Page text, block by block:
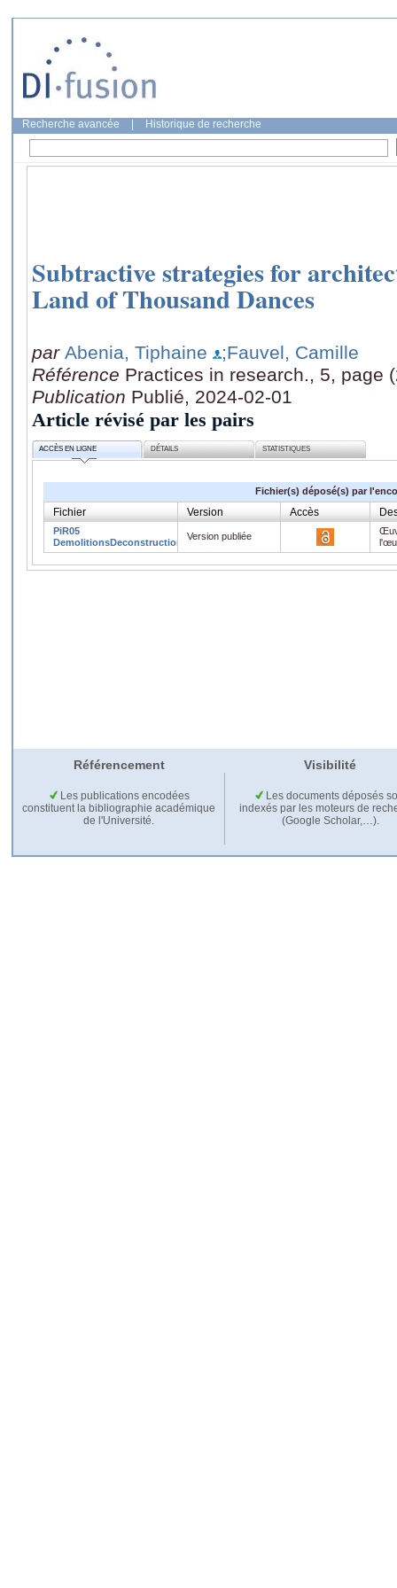
Recherche avancée Historique de recherche
Subtractive strategies for
Land of Thousand Dances
par Abenia, Tiphaine
;Fauvel, Camille
Référence Practices in research., 5, page
Publication Publié, 2024-02-01
Article révisé par les pairs
ACCÈS EN LIGNE DÉTAILS STATISTIQUES
Fichier(s) déposé(s) par
Fichier Version Accès
PiR05
DemolitionsDeconstructions.pdf
Version publiée
Référencement Visibilité
Les publications encodées
constituent la bibliographie académique
de l'Université.
Les documents déposés
indexés par les moteurs de
(Google Scholar,…).